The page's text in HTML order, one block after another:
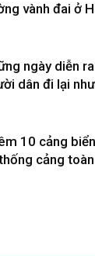
vành đai ở
ngày diễn
dân đi lại
10 cảng
cảng